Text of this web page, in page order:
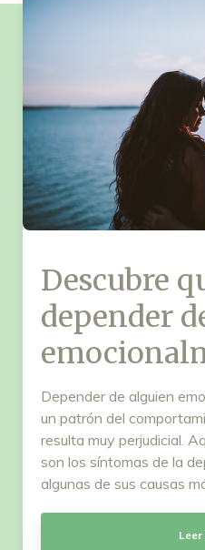
Descubre
depender
Depender de alguien
un patrón del
resulta muy perjudicial.
son los síntomas de la
algunas de sus causas